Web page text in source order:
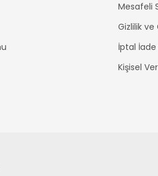
Mesafeli
Gizlilik ve
İptal İade
Kişisel